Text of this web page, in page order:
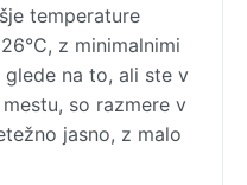
temperature
z minimalnimi
na to, ali ste v
so razmere v
jasno, z malo